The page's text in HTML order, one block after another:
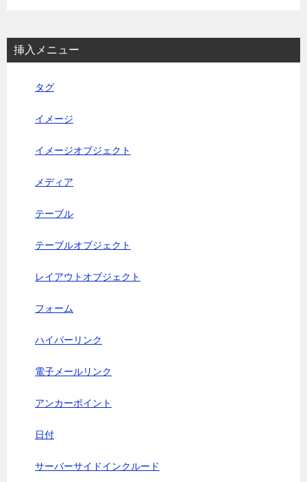
挿入メニュー
タグ
イメージ
イメージオブジェクト
メディア
テーブル
テーブルオブジェクト
レイアウトオブジェクト
フォーム
ハイパーリンク
電子メールリンク
アンカーポイント
日付
サーバーサイドインクルード